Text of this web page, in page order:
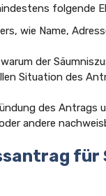
folgende
wie Name,
der
Situation des
des Antrags
andere